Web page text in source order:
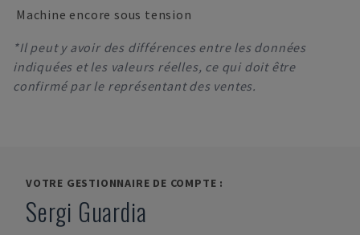
Machine encore sous tension
*Il peut y avoir des différences entre les données
indiquées et les valeurs réelles, ce qui doit être
confirmé par le représentant des ventes.
VOTRE GESTIONNAIRE DE COMPTE :
Sergi Guardia